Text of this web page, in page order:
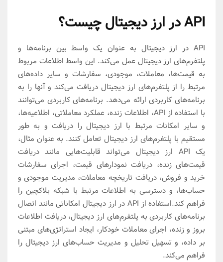
API در ارز دیجیتال چیست؟
API در ارز دیجیتال به عنوان یک واسط بین برنامه‌ها و
پلتفرم‌های ارز دیجیتال عمل می‌کند. این واسط اطلاعات مربوط
به قیمت‌ها، معاملات، موجودی، سفارشات و سایر داده‌های
مرتبط را از پلتفرم‌های ارز دیجیتال دریافت می‌کند و آنها را به
برنامه‌های کاربردی ارائه می‌دهد. برنامه‌های کاربردی می‌توانند
با استفاده از API، اطلاعات زنده، عملکرد معاملاتی، اطلاعیه‌ها،
و سایر امکانات مرتبط با ارز دیجیتال را دریافت و به طور
مستقیم با پلتفرم‌های ارز دیجیتال تعامل کنند. به عنوان مثال،
یک API ارز دیجیتال می‌تواند قابلیت‌هایی مانند دریافت
قیمت‌های زنده، دریافت نمودارهای قیمت، اجرای سفارشات
خرید و فروش، دریافت تاریخچه معاملات، مدیریت موجودی و
حساب‌ها، و دسترسی به اطلاعات مرتبط با شبکه بلاکچین را
فراهم کند.استفاده از API در ارز دیجیتال امکاناتی مانند اتصال
برنامه‌های کاربردی به پلتفرم‌های ارز دیجیتال، دریافت اطلاعات
بروز و زنده، اجرای معاملات خودکار، ایجاد استراتژی‌های مبتنی
بر داده، و تسهیل تحلیل و مدیریت حساب‌های ارز دیجیتال را
فراهم می‌کند.